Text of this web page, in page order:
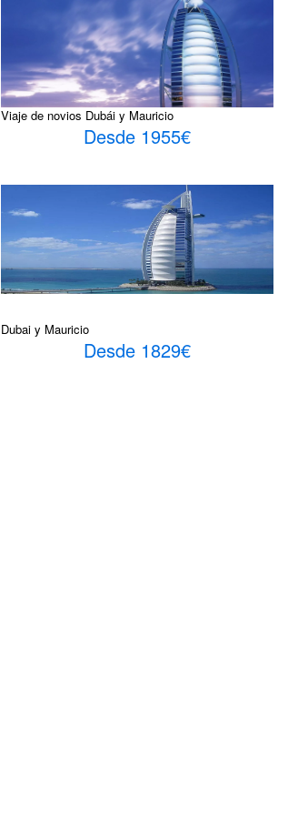
Viaje de novios Dubái y Mauricio
Desde 1955€
Dubai y Mauricio
Desde 1829€